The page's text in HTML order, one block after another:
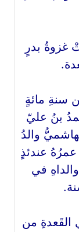
غزوةُ بدرٍ
سنةِ مائةٍ
بنُ عليّ
والدُ
عمرُهُ عندئذٍ
في
من